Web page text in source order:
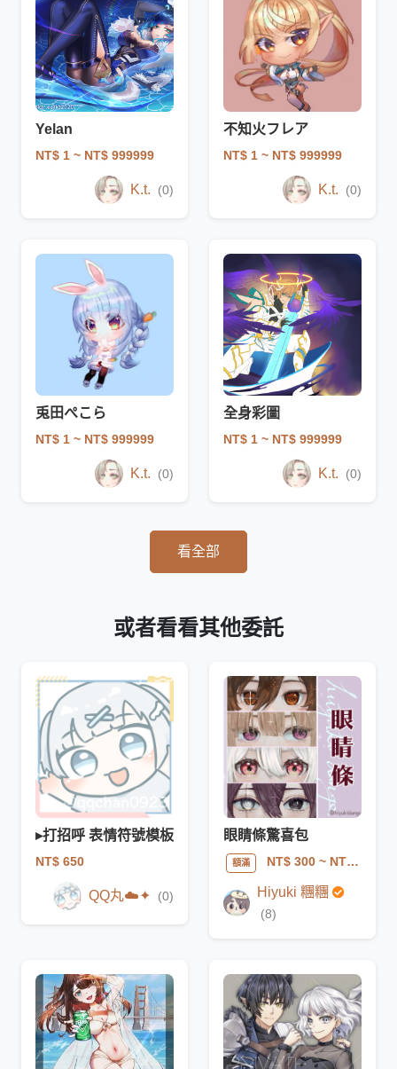
Yelan
NT$ 1 ~ NT$ 999999
K.t. (0)
不知火フレア
NT$ 1 ~ NT$ 999999
K.t. (0)
兎田ぺこら
NT$ 1 ~ NT$ 999999
K.t. (0)
全身彩圖
NT$ 1 ~ NT$ 999999
K.t. (0)
看全部
或者看看其他委託
▸打招呼 表情符號模板
NT$ 650
QQ丸☁️✦ (0)
眼睛條驚喜包
額滿 NT$ 300~ NT$ 400
Hiyuki 糰糰
(8)